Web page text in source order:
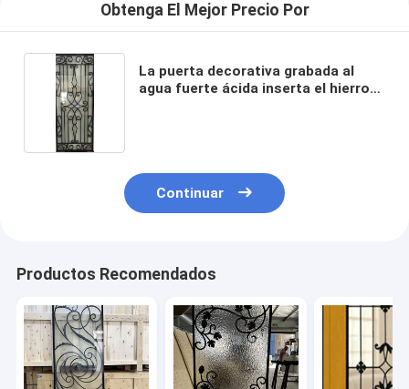
Obtenga El Mejor Precio Por
La puerta decorativa grabada al
agua fuerte ácida inserta el hierro
Continuar
Productos Recomendados